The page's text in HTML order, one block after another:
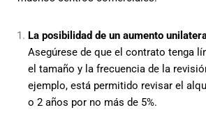
La posibilidad de un aumento
Asegúrese de que el contrato tenga
el tamaño y la frecuencia de la
ejemplo, está permitido revisar el
o 2 años por no más de 5%.